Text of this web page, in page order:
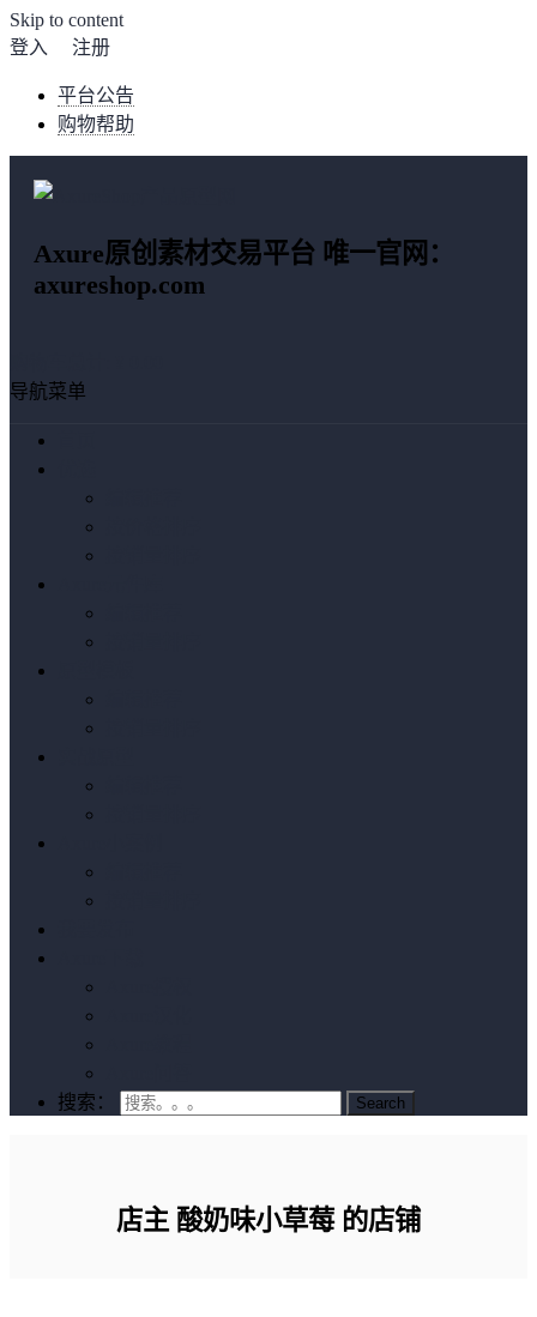
Skip to content
登入
注册
平台公告
购物帮助
Axure原创素材交易平台 唯一官网：
axureshop.com
导航菜单
搜索：
店主 酸奶味小草莓 的店铺